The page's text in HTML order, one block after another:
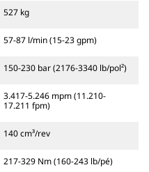
527 kg
57-87 l/min (15-23 gpm)
150-230 bar (2176-3340 lb/pol²)
3.417-5.246 mpm (11.210-
17.211 fpm)
140 cm³/rev
217-329 Nm (160-243 lb/pé)